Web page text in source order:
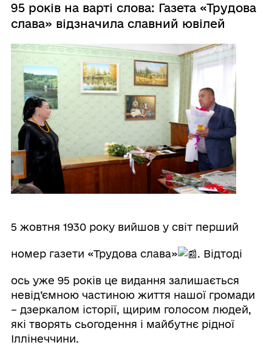
95 років на варті слова: Газета «Трудова
слава» відзначила славний ювілей
5 жовтня 1930 року вийшов у світ перший
номер газети «Трудова слава» . Відтоді
ось уже 95 років це видання залишається
невід’ємною частиною життя нашої громади
– дзеркалом історії, щирим голосом людей,
які творять сьогодення і майбутнє рідної
Іллінеччини.